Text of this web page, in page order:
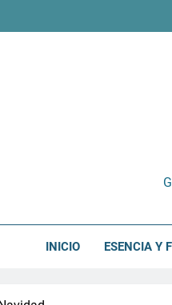
INICIO ESENCIA Y